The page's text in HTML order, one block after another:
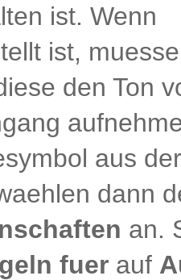
ist. Wenn
ist,
den Ton
aus der
dann
an.
fuer auf